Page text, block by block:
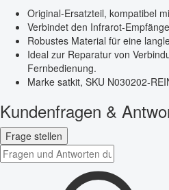
Original-Ersatzteil, kompatibel
Verbindet den Infrarot-
Robustes Material für eine
Ideal zur Reparatur von
Fernbedienung.
Marke satkit, SKU N030202-
Kundenfragen &
Frage stellen